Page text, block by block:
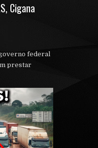
Cigana
federal
prestar